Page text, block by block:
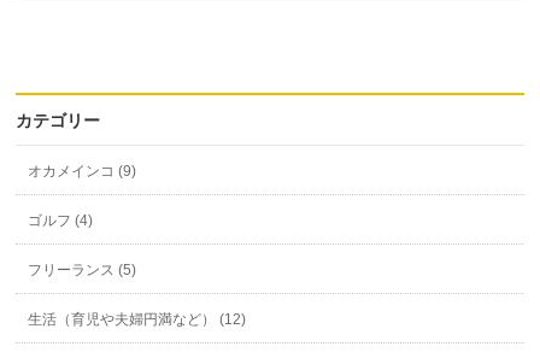
カテゴリー
オカメインコ (9)
ゴルフ (4)
フリーランス (5)
生活（育児や夫婦円満など） (12)